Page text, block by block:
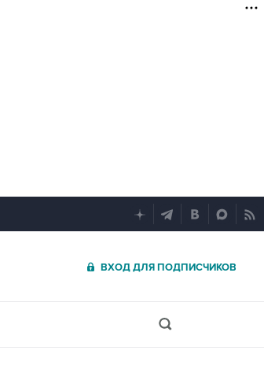
ВХОД ДЛЯ ПОДПИСЧИКОВ